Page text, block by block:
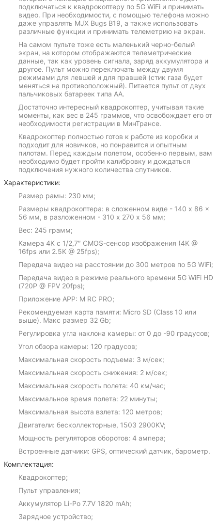
подключаться к квадрокоптеру по 5G WiFi и принимать
видео. При необходимости, с помощью телефона можно
даже управлять MJX Bugs B19, а также использовать
различные функции и принимать телеметрию на экран.
На самом пульте тоже есть маленький черно-белый
экран, на котором отображаются телеметрические
данные, так как уровень сигнала, заряд аккумулятора и
другое. Пульт можно переключать между двумя
режимами для левшей и для правшей (стик газа будет
меняться на противоположный). Питается пульт от двух
пальчиковых батареек типа АА.
Достаточно интересный квадрокоптер, учитывая такие
моменты, как вес в 245 граммов, что освобождает его от
необходимости регистрации в МинТрансе.
Квадрокоптер полностью готов к работе из коробки и
подходит для новичков, но понравится и опытным
пилотам. Перед каждым полетом, особенно первым, вам
необходимо будет пройти калибровку и дождаться
подключения нужного количества спутников.
Характеристики:
Размер рамы: 230 мм;
Размеры квадрокоптера: в сложенном виде - 140 x 86 x
56 мм, в разложенном - 310 х 270 х 56 мм;
Вес: 245 грамм;
Камера 4К с 1/2,7″ CMOS-сенсор изображения (4K @
16fps или 2.5K @ 25fps);
Передача видео на расстоянии до 300 метров по 5G WiFi;
Передача видео в режиме реального времени 5G WiFi HD
(720P @ FPV 20fps);
Приложение APP: M RC PRO;
Рекомендуемая карта памяти: Micro SD (Class 10 или
выше). Макс размер 32 Gb;
Регулировка угла наклона камеры: от 0 до -90 градусов;
Угол обзора камеры: 120 градусов;
Максимальная скорость подъема: 3 м/сек;
Максимальная скорость снижения: 2 м/сек;
Максимальная скорость полета: 40 км/час;
Максимальное время полета: 22 минуты;
Максимальная высота взлета: 120 метров;
Двигатели: бесколлекторные, 1503 2900KV;
Мощность регуляторов оборотов: 4 ампера;
Встроенные датчики: GPS, оптический датчик, барометр.
Комплектация:
Квадрокоптер;
Пульт управления;
Аккумулятор Li-Po 7.7V 1820 mAh;
Зарядное устройство;